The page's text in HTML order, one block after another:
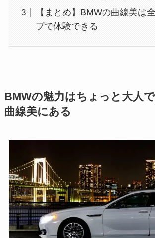
【まとめ】BMWの曲線美は
プで体験できる
BMWの魅力はちょっと大人
曲線美にある